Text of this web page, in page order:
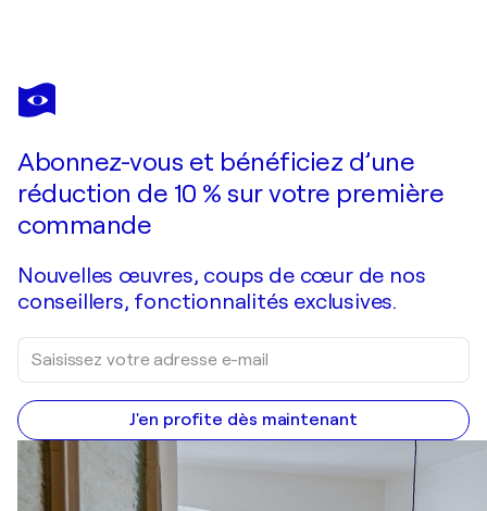
OLIVIER
MESSAS
Je passe commande
Abonnez-vous et bénéficiez d’une
réduction de 10 % sur votre première
commande
Nouvelles œuvres, coups de cœur de nos
conseillers, fonctionnalités exclusives.
J'en profite dès maintenant